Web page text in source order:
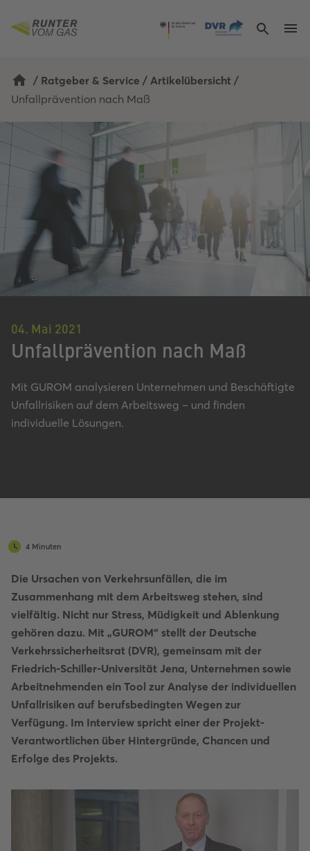
/ Ratgeber & Service / Artikelübersicht /
Unfallprävention nach Maß
04. Mai 2021
Unfallprävention nach Maß
Mit GUROM analysieren Unternehmen und Beschäftigte
Unfallrisiken auf dem Arbeitsweg – und finden
individuelle Lösungen.
4 Minuten
Die Ursachen von Verkehrsunfällen, die im
Zusammenhang mit dem Arbeitsweg stehen, sind
vielfältig. Nicht nur Stress, Müdigkeit und Ablenkung
gehören dazu. Mit „GUROM“ stellt der Deutsche
Verkehrssicherheitsrat (DVR), gemeinsam mit der
Friedrich-Schiller-Universität Jena, Unternehmen sowie
Arbeitnehmenden ein Tool zur Analyse der individuellen
Unfallrisiken auf berufsbedingten Wegen zur
Verfügung. Im Interview spricht einer der Projekt-
Verantwortlichen über Hintergründe, Chancen und
Erfolge des Projekts.